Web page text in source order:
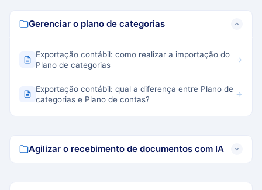
Gerenciar o plano de categorias
Exportação contábil: como realizar a importação do
Plano de categorias
Exportação contábil: qual a diferença entre Plano de
categorias e Plano de contas?
Agilizar o recebimento de documentos com IA